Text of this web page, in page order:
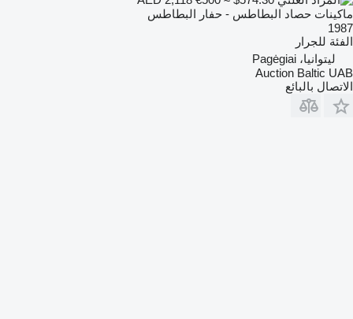
ماكينات حصاد البطاطس - حفار البطاطس
1987
الفئة للجرار
ليتوانيا، Pagėgiai
Auction Baltic UAB
الاتصال بالبائع